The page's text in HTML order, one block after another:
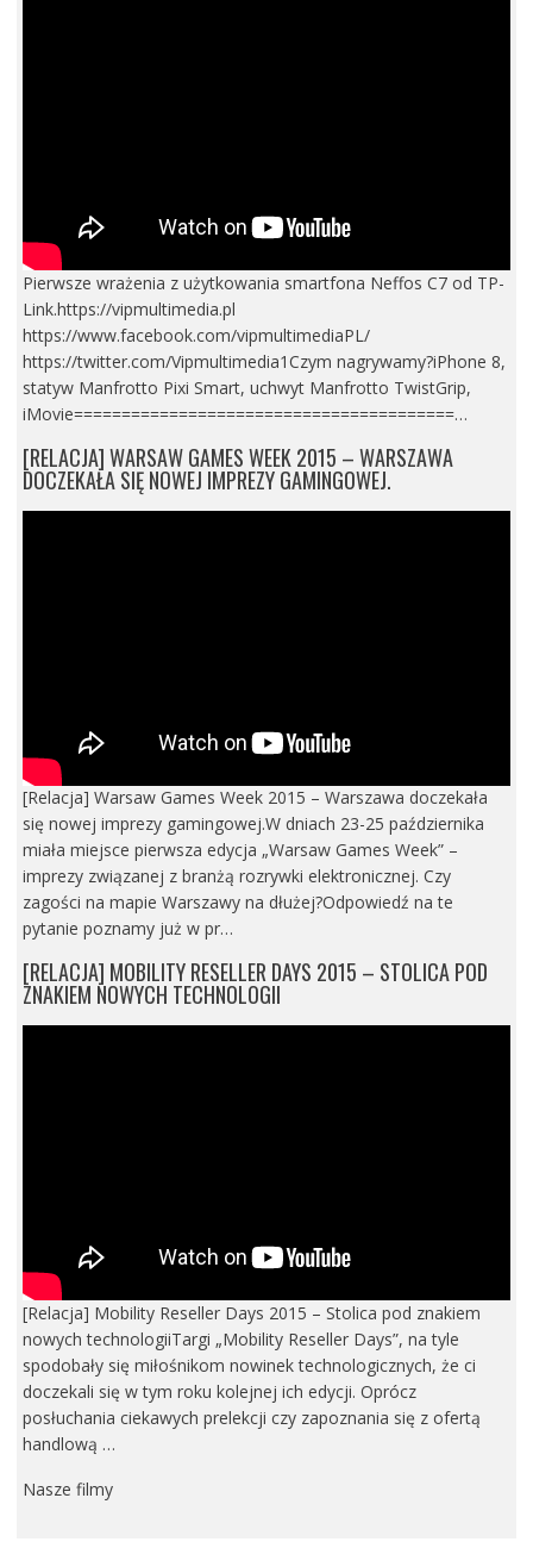
Pierwsze wrażenia z użytkowania smartfona Neffos C7 od TP-
Link.https://vipmultimedia.pl
https://www.facebook.com/vipmultimediaPL/
https://twitter.com/Vipmultimedia1Czym nagrywamy?iPhone 8,
statyw Manfrotto Pixi Smart, uchwyt Manfrotto TwistGrip,
iMovie========================================…
[RELACJA] WARSAW GAMES WEEK 2015 – WARSZAWA
DOCZEKAŁA SIĘ NOWEJ IMPREZY GAMINGOWEJ.
[Relacja] Warsaw Games Week 2015 – Warszawa doczekała
się nowej imprezy gamingowej.W dniach 23-25 października
miała miejsce pierwsza edycja „Warsaw Games Week” –
imprezy związanej z branżą rozrywki elektronicznej. Czy
zagości na mapie Warszawy na dłużej?Odpowiedź na te
pytanie poznamy już w pr…
[RELACJA] MOBILITY RESELLER DAYS 2015 – STOLICA POD
ZNAKIEM NOWYCH TECHNOLOGII
[Relacja] Mobility Reseller Days 2015 – Stolica pod znakiem
nowych technologiiTargi „Mobility Reseller Days”, na tyle
spodobały się miłośnikom nowinek technologicznych, że ci
doczekali się w tym roku kolejnej ich edycji. Oprócz
posłuchania ciekawych prelekcji czy zapoznania się z ofertą
handlową …
Nasze filmy